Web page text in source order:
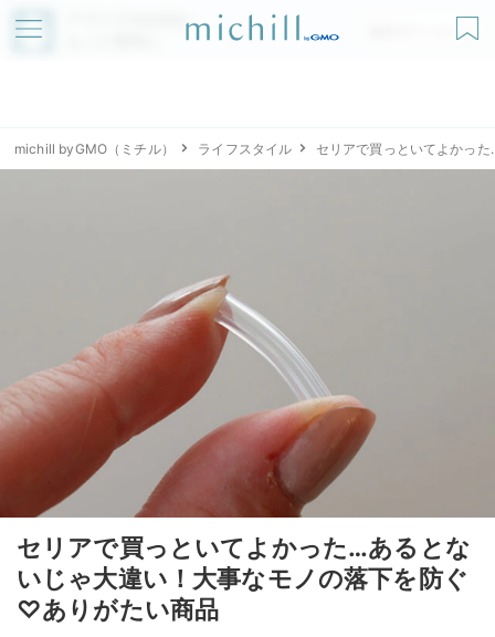
アプリでmichillが
無料ダウンロード
michill byGMO（ミチル） ライフスタイル セリアで買っといてよかっ
セリアで買っといてよかった…あるとな
いじゃ大違い！大事なモノの落下を防ぐ
♡ありがたい商品